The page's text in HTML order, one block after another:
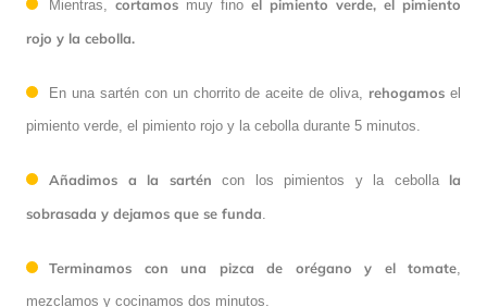
Mientras, cortamos muy fino el pimiento verde, el pimiento
rojo y la cebolla.
En una sartén con un chorrito de aceite de oliva, rehogamos el
pimiento verde, el pimiento rojo y la cebolla durante 5 minutos.
Añadimos a la sartén con los pimientos y la cebollala
sobrasada y dejamos que se funda
Terminamos con una pizca de orégano y el tomate
mezclamos y cocinamos dos minutos.